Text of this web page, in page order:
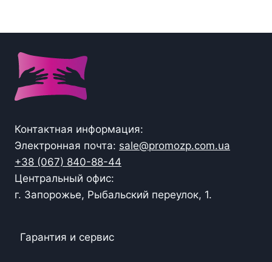
Контактная информация:
Электронная почта: sale@promozp.com.ua
+38 (067) 840-88-44
Центральный офис:
г. Запорожье, Рыбальский переулок, 1.
Гарантия и сервис